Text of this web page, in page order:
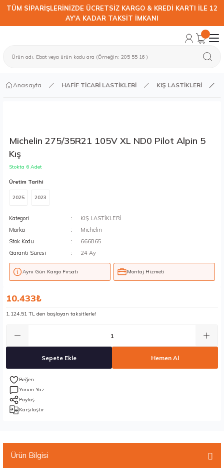
TÜM SİPARİŞLERİNİZDE ÜCRETSİZ KARGO & KREDİ KARTI İLE 12
AY'A KADAR TAKSİT İMKANI
Anasayfa HAFİF TİCARİ LASTİKLERİ KIŞ LASTİKLERİ
Michelin 275/35R21 105V XL ND0 Pilot Alpin 5
Kış
Stokta 6 Adet
Üretim Tarihi
2025 2023
Kategori
KIŞ LASTİKLERİ
Marka
Michelin
Stok Kodu
666865
Garanti Süresi
24 Ay
Aynı Gün Kargo Fırsatı Montaj Hizmeti
10.433₺
1.124,51 TL den başlayan taksitlerle!
Sepete Ekle Hemen Al
Yorum Yaz
Paylaş
Karşılaştır
Ürün Bilgisi